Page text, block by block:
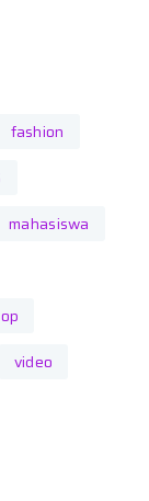
fashion
mahasiswa
video